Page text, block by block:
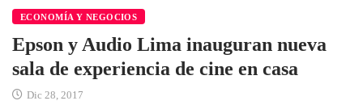
ECONOMÍA Y NEGOCIOS
Epson y Audio Lima inauguran nueva
sala de experiencia de cine en casa
Dic 28, 2017